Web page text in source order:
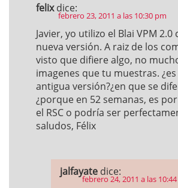
felix dice:
febrero 23, 2011 a las 10:30 pm
Javier, yo utilizo el Blai VPM 2.0
nueva versión. A raiz de los
visto que difiere algo, no
imagenes que tu muestras.
antigua versión?¿en que se
¿porque en 52 semanas, es
el RSC o podría ser
saludos, Félix
jalfayate dice:
febrero 24, 2011 a las